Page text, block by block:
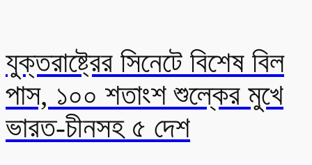
যুক্তরাষ্ট্রের সিনেটে বিশেষ বিল
পাস, ১০০ শতাংশ শুল্কের মুখে
ভারত-চীনসহ ৫ দেশ